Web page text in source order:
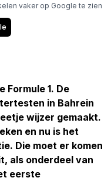
vaker op Google te zien
Formule 1. De
in Bahrein
wijzer gemaakt.
en nu is het
Die moet er komen
als onderdeel van
eerste